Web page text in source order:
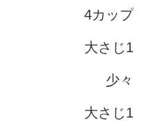
4カップ
大さじ1
少々
大さじ1